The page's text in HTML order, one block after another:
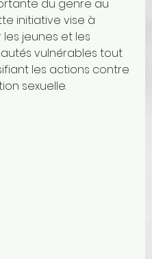
du genre au
initiative vise à
jeunes et les
vulnérables tout
les actions contre
sexuelle.